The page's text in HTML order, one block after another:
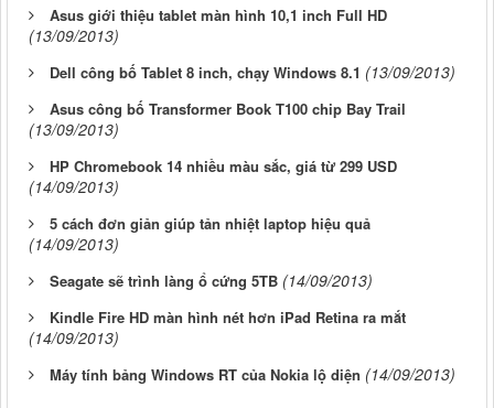
Asus giới thiệu tablet màn hình 10,1 inch Full HD
(13/09/2013)
Dell công bố Tablet 8 inch, chạy Windows 8.1 (13/09/2013)
Asus công bố Transformer Book T100 chip Bay Trail
(13/09/2013)
HP Chromebook 14 nhiều màu sắc, giá từ 299 USD
(14/09/2013)
5 cách đơn giản giúp tản nhiệt laptop hiệu quả
(14/09/2013)
Seagate sẽ trình làng ổ cứng 5TB (14/09/2013)
Kindle Fire HD màn hình nét hơn iPad Retina ra mắt
(14/09/2013)
Máy tính bảng Windows RT của Nokia lộ diện (14/09/2013)